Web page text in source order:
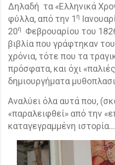
Δηλαδή τα «Ελληνικά
φύλλα, από την 1η
20η
Φεβρουαρίου του
βιβλία που γράφτηκαν
χρόνια, τότε που τα
πρόσφατα, και όχι
δημιουργήματα
Αναλύει όλα αυτά που,
«παραλειφθεί» από την
καταγεγραμμένη ιστορία…